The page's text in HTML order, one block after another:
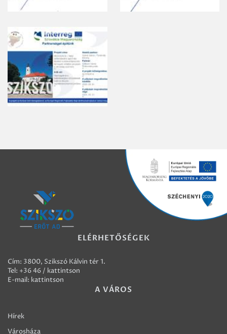
ELÉRHETŐSÉGEK
Cím: 3800, Szikszó Kálvin tér 1.
Tel: +36 46 / kattintson
E-mail: kattintson
A VÁROS
Hírek
Városháza